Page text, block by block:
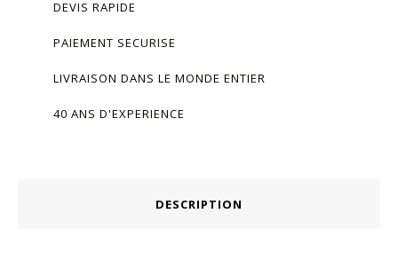
DEVIS RAPIDE
PAIEMENT SECURISE
LIVRAISON DANS LE MONDE ENTIER
40 ANS D'EXPERIENCE
DESCRIPTION